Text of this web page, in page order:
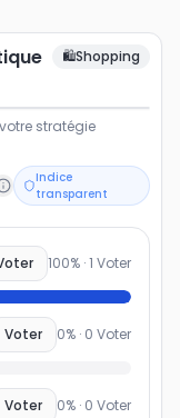
en ligne ?
est votre
🛍️Shopping
stratégie
Indice
transparent
100% ·1 Voter
Voter 0% · 0 Voter
Voter 0% · 0 Voter